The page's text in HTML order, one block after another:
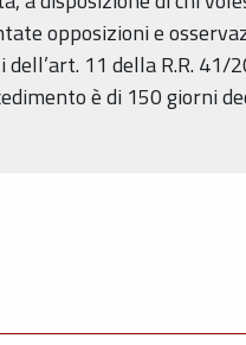
opposizioni e
11 della R.R. 41/
è di 150 giorni